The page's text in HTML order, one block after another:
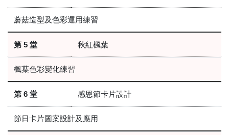
蘑菇造型及色彩運用練習
第 5 堂 秋紅楓葉
楓葉色彩變化練習
第 6 堂 感恩節卡片設計
節日卡片圖案設計及應用